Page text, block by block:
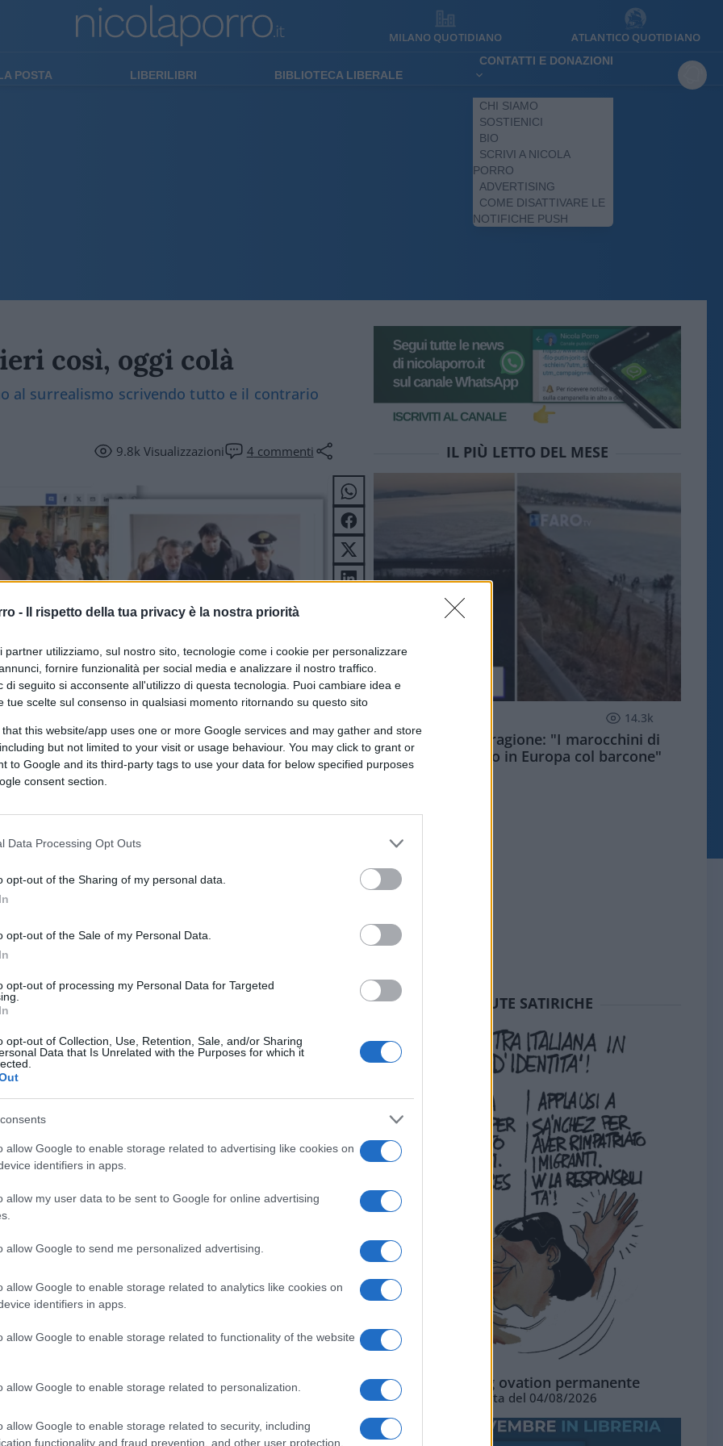
- Il rispetto della tua privacy è la nostra priorità
partner utilizziamo, sul nostro sito, tecnologie come i cookie per personalizzare
fornire funzionalità per social media e analizzare il nostro traffico.
di seguito si acconsente all'utilizzo di questa tecnologia. Puoi cambiare idea e
tue scelte sul consenso in qualsiasi momento ritornando su questo sito
that this website/app uses one or more Google services and may gather and store
but not limited to your visit or usage behaviour. You may click to grant or
to Google and its third-party tags to use your data for below specified purposes
consent section.
Data Processing Opt Outs
opt-out of the Sharing of my personal data.
opt-out of the Sale of my Personal Data.
opt-out of processing my Personal Data for Targeted
opt-out of Collection, Use, Retention, Sale, and/or Sharing
Data that Is Unrelated with the Purposes for which it
allow Google to enable storage related to advertising like cookies on
identifiers in apps.
allow my user data to be sent to Google for online advertising
allow Google to send me personalized advertising.
allow Google to enable storage related to analytics like cookies on
identifiers in apps.
allow Google to enable storage related to functionality of the website
allow Google to enable storage related to personalization.
allow Google to enable storage related to security, including
functionality and fraud prevention, and other user protection.
MILANO QUOTIDIANO ATLANTICO QUOTIDIANO
POSTA LIBERILIBRI BIBLIOTECA LIBERALE
CONTATTI E DONAZIONI
CHI SIAMO
SOSTIENICI
BIO
SCRIVI A NICOLA
PORRO
ADVERTISING
COME DISATTIVARE LE
NOTIFICHE PUSH
così, oggi colà
al surrealismo scrivendo tutto e il contrario
9.8kVisualizzazioni 4 commenti
CLICCA QUI
si chiede se ci sia qualcuno sano lì
di tutto siano i protagonisti, i
i giornalisti della cronaca gossippara.
la sua missione si direbbeperinde ac
interrogatori: “Delitto di Garlasco, ora
24 ore eRepubblicaspara una
dell’estraneità di Andrea’”.
in modo da non lasciar
dunque non è stato sentito,
suoi legali.
Sa di delitto circense di Max del
IL PIÙ LETTO DEL MESE
14.3k
Meloni aveva ragione: "I marocchini di
Ceuta sbarcano in Europa col barcone"
SEDUTE SATIRICHE
La standing ovation permanente
Vignetta del 04/08/2026